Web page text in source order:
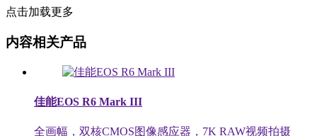
点击加载更多
内容相关产品
佳能EOS R6 Mark III
全画幅，双核CMOS图像感应器，7K RAW视频拍摄